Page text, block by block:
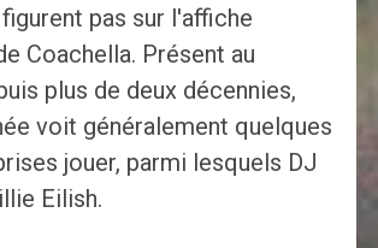
pas sur l'affiche
Coachella. Présent au
plus de deux décennies,
voit généralement quelques
jouer, parmi lesquels DJ
Eilish.